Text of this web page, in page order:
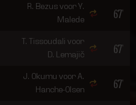
67'
R. Bezus voor Y.
Malede
67'
T. Tissoudali voor
D. Lemajič
67'
J. Okumu voor A.
Hanche-Olsen